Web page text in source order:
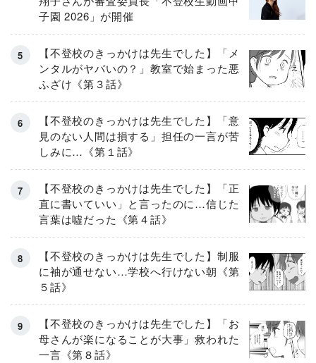
子園 2026」が開催
【不登校のきっかけは先生でした】「メ
ンタルがヤバいの？」教室で始まった悪
ふざけ《第３話》
【不登校のきっかけは先生でした】「意
見のない人間は損する」担任の一言が苦
しみに…《第１話》
【不登校のきっかけは先生でした】「正
直に書いていい」と言ったのに…信じた
言葉は噓だった《第４話》
【不登校のきっかけは先生でした】制服
に袖が通せない…学校へ行けない朝《第
５話》
【不登校のきっかけは先生でした】「お
母さんが楽になることが大事」救われた
一言《第８話》